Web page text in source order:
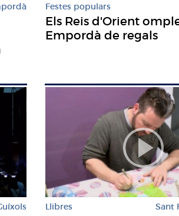
Festes populars
Els Reis d'Orient
Empordà de regals
Llibres Sant